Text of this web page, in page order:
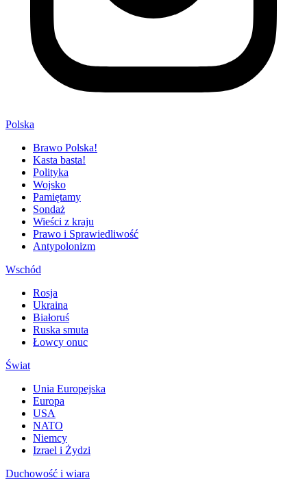
Polska
Brawo Polska!
Kasta basta!
Polityka
Wojsko
Pamiętamy
Sondaż
Wieści z kraju
Prawo i Sprawiedliwość
Antypolonizm
Wschód
Rosja
Ukraina
Białoruś
Ruska smuta
Łowcy onuc
Świat
Unia Europejska
Europa
USA
NATO
Niemcy
Izrael i Żydzi
Duchowość i wiara